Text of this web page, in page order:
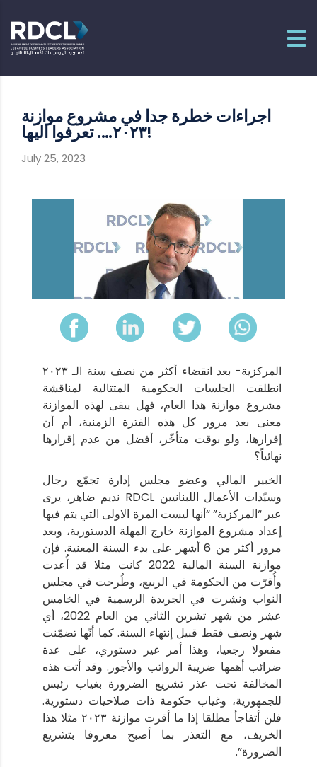
اجراءات خطرة جدا في مشروع موازنة
٢٠٢٣…. تعرفوا اليها!
July 25, 2023
المركزية- بعد انقضاء أكثر من نصف سنة الـ ٢٠٢٣
انطلقت الجلسات الحكومية المتتالية لمناقشة
مشروع موازنة هذا العام، فهل يبقى لهذه الموازنة
معنى بعد مرور كل هذه الفترة الزمنية، أم أن
إقرارها، ولو بوقت متأخّر، أفضل من عدم إقرارها
نهائياً؟
الخبير المالي وعضو مجلس إدارة تجمّع رجال
وسيّدات الأعمال اللبنانيين RDCL نديم ضاهر، يرى
عبر “المركزية” “أنها ليست المرة الاولى التي يتم فيها
إعداد مشروع الموازنة خارج المهلة الدستورية، وبعد
مرور أكثر من 6 أشهر على بدء السنة المعنية. فإن
موازنة السنة المالية 2022 كانت مثلا قد أُعدت
وأُقرّت من الحكومة في الربيع، وطُرحت في مجلس
النواب ونشرت في الجريدة الرسمية في الخامس
عشر من شهر تشرين الثاني من العام 2022، أي
شهر ونصف فقط قبيل إنتهاء السنة. كما أنّها تضمّنت
مفعولا رجعيا، وهذا أمر غير دستوري، على عدة
ضرائب أهمها ضريبة الرواتب والأجور. وقد أتت هذه
المخالفة تحت عذر تشريع الضرورة بغياب رئيس
للجمهورية، وغياب حكومة ذات صلاحيات دستورية.
فلن أتفاجأ مطلقا إذا ما أقرت موازنة ٢٠٢٣ مثلا هذا
الخريف، مع التعذر بما أصبح معروفا بتشريع
الضرورة”.